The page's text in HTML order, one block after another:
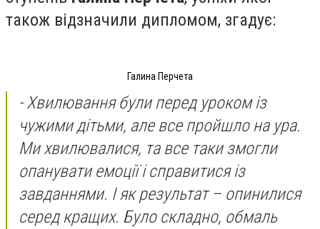
також відзначили дипломом, згадує:
Галина Перчета
-Хвилювання були перед уроком із
чужими дітьми, але все пройшло на ура.
Ми хвилювалися, та все таки змогли
опанувати емоції і справитися із
завданнями. І як результат – опинилися
серед кращих. Було складно, обмаль